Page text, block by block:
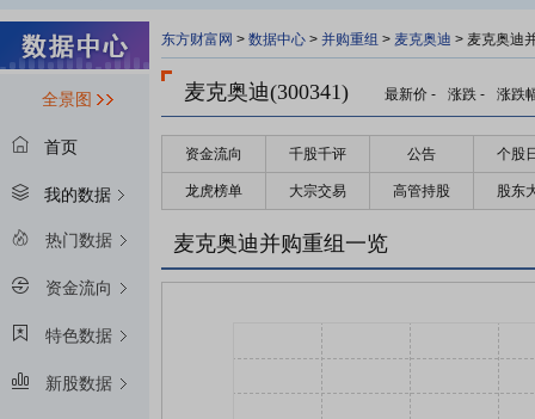
全景图
首页
我的数据
热门数据
资金流向
特色数据
新股数据
东方财富网 > 数据中心 > 并购重组 > 麦克奥迪 > 麦克奥迪
麦克奥迪(300341) 最新价 - 涨跌 - 涨跌
资金流向 千股千评 公告 个股
龙虎榜单 大宗交易 高管持股 股东
麦克奥迪并购重组一览